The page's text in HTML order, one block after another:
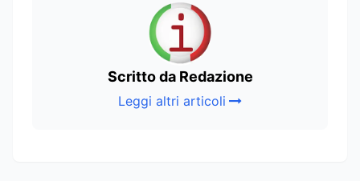
Scritto da Redazione
Leggi altri articoli